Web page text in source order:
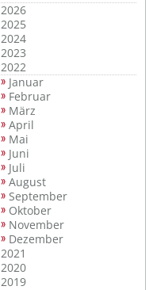
2026
2025
2024
2023
2022
Januar
Februar
März
April
Mai
Juni
Juli
August
September
Oktober
November
Dezember
2021
2020
2019